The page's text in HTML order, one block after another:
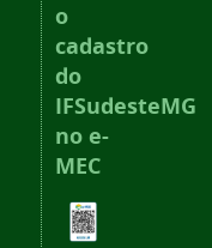
o
cadastro
do
IFSudesteMG
no e-
MEC